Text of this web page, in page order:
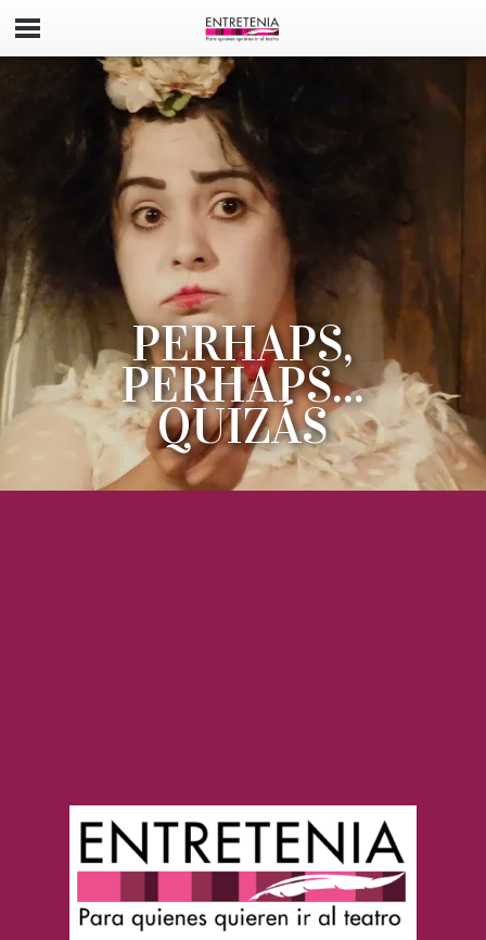
PERHAPS,
PERHAPS...
QUIZÁS